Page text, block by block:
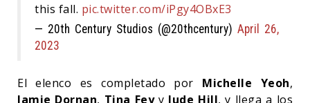
this fall. pic.twitter.com/iPgy4OBxE3
— 20th Century Studios (@20thcentury) April 26,
2023
El elenco es completado por Michelle Yeoh,
Jamie Dornan, Tina Feyy Jude Hill, y llega a los